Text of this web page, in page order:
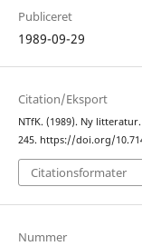
Publiceret
1989-09-29
Citation/Eksport
NTfK. (1989). Ny litteratur.
245. https://doi.org/
Citationsformater
Nummer